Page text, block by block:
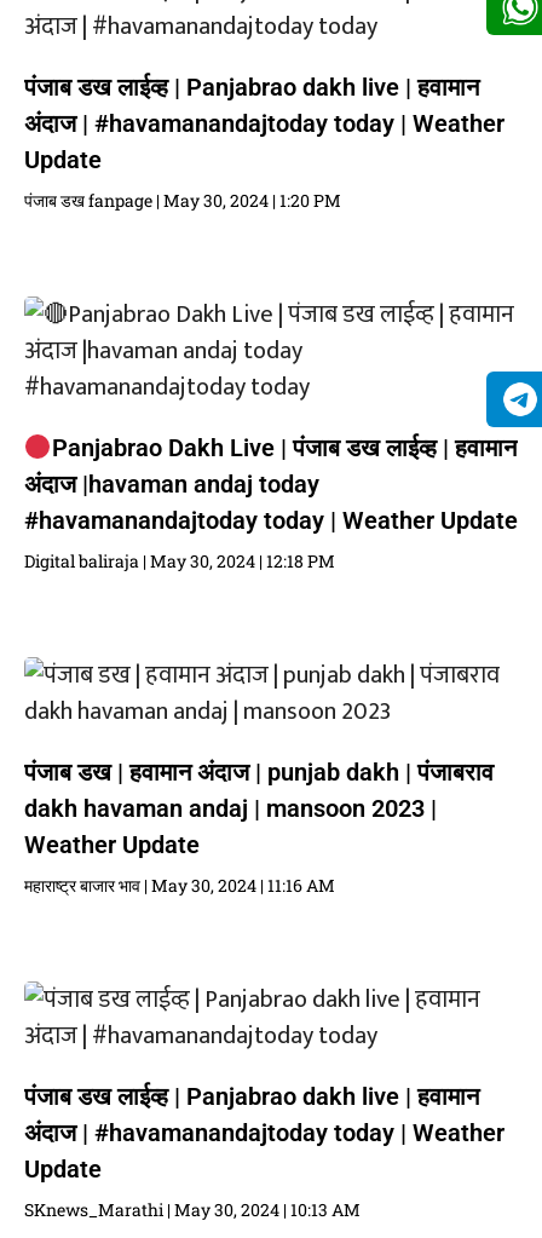
पंजाब डख लाईव्ह | Panjabrao dakh live | हवामान
अंदाज | #havamanandajtoday today | Weather
Update
पंजाब डख fanpage May 30, 2024 1:20 PM
Panjabrao Dakh Live | पंजाब डख लाईव्ह | हवामान
अंदाज |havaman andaj today
#havamanandajtoday today | Weather Update
Digital baliraja May 30, 2024 12:18 PM
पंजाब डख | हवामान अंदाज | punjab dakh | पंजाबराव
dakh havaman andaj | mansoon 2023 |
Weather Update
महाराष्ट्र बाजार भाव May 30, 2024 11:16 AM
पंजाब डख लाईव्ह | Panjabrao dakh live | हवामान
अंदाज | #havamanandajtoday today | Weather
Update
SKnews_Marathi May 30, 2024 10:13 AM